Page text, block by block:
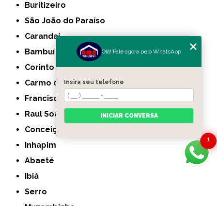
Buritizeiro
São João do Paraíso
Carandaí
Bambuí
Corinto
Carmo do Cajuru
Francisco Sá
Raul Soares
Conceição do Mato Dentro
Inhapim
Abaeté
Ibiá
Serro
1
Olá! Fale agora pelo WhatsApp
Insira seu telefone
INICIAR CONVERSA